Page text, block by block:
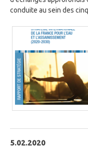
conduite au sein des
5.02.2020